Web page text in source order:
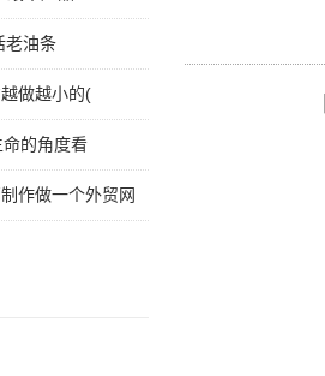
老油条
做越小的(
的角度看
作做一个外贸网